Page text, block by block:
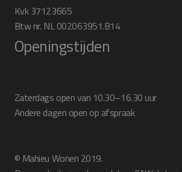
Kvk 37123665
Btw nr. NL 002063951.B14
Openingstijden
Zaterdags open van 10.30–16.30 uur
Andere dagen open op afspraak
© Mahieu Wonen 2019.